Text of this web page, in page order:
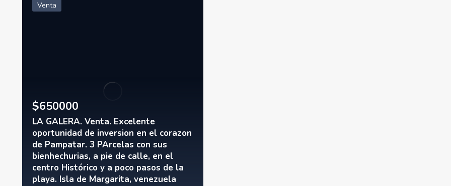
Venta
$650000
LA GALERA. Venta. Excelente
oportunidad de inversion en el corazon
de Pampatar. 3 PArcelas con sus
bienhechurias, a pie de calle, en el
centro Histórico y a poco pasos de la
playa. Isla de Margarita, venezuela